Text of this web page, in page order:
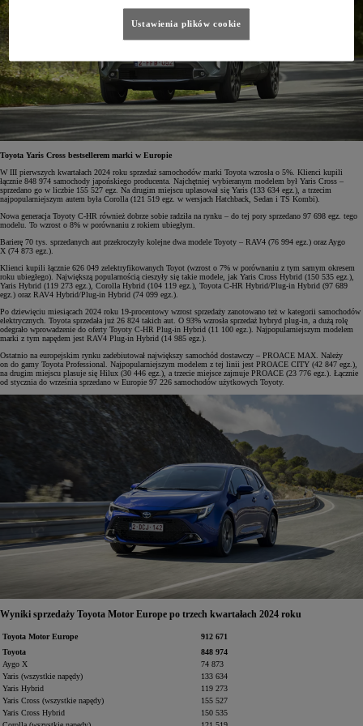
Toyota Yaris Cross bestsellerem marki w Europie
W III pierwszych kwartałach 2024 roku sprzedaż samochodów marki Toyota wzrosła o 5%. Klienci kupili
łącznie 848 974 samochody japońskiego producenta. Najchętniej wybieranym modelem był Yaris Cross –
sprzedano go w liczbie 155 527 egz. Na drugim miejscu uplasował się Yaris (133 634 egz.), a trzecim
najpopularniejszym autem była Corolla (121 519 egz. w wersjach Hatchback, Sedan i TS Kombi).
Nowa generacja Toyoty C-HR również dobrze sobie radziła na rynku – do tej pory sprzedano 97 698 egz. tego
modelu. To wzrost o 8% w porównaniu z rokiem ubiegłym.
Barierę 70 tys. sprzedanych aut przekroczyły kolejne dwa modele Toyoty – RAV4 (76 994 egz.) oraz Aygo
X (74 873 egz.).
Klienci kupili łącznie 626 049 zelektryfikowanych Toyot (wzrost o 7% w porównaniu z tym samym okresem
roku ubiegłego). Największą popularnością cieszyły się takie modele, jak Yaris Cross Hybrid (150 535 egz.),
Yaris Hybrid (119 273 egz.), Corolla Hybrid (104 119 egz.), Toyota C-HR Hybrid/Plug-in Hybrid (97 689
egz.) oraz RAV4 Hybrid/Plug-in Hybrid (74 099 egz.).
Po dziewięciu miesiącach 2024 roku 19-procentowy wzrost sprzedaży zanotowano też w kategorii samochodów
elektrycznych. Toyota sprzedała już 26 824 takich aut. O 93% wzrosła sprzedaż hybryd plug-in, a dużą rolę
odegrało wprowadzenie do oferty Toyoty C-HR Plug-in Hybrid (11 100 egz.). Najpopularniejszym modelem
marki z tym napędem jest RAV4 Plug-in Hybrid (14 985 egz.).
Ostatnio na europejskim rynku zadebiutował największy samochód dostawczy – PROACE MAX. Należy
on do gamy Toyota Professional. Najpopularniejszym modelem z tej linii jest PROACE CITY (42 847 egz.),
na drugim miejscu plasuje się Hilux (30 446 egz.), a trzecie miejsce zajmuje PROACE (23 776 egz.). Łącznie
od stycznia do września sprzedano w Europie 97 226 samochodów użytkowych Toyoty.
Wyniki sprzedaży Toyota Motor Europe po trzech kwartałach 2024 roku
Toyota Motor Europe
912 671
Toyota
848 974
Aygo X
74 873
Yaris (wszystkie napędy)
133 634
Yaris Hybrid
119 273
Yaris Cross (wszystkie napędy)
155 527
Yaris Cross Hybrid
150 535
Ustawienia plików cookie